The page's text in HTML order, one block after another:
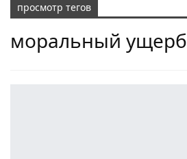
просмотр тегов
моральный ущерб